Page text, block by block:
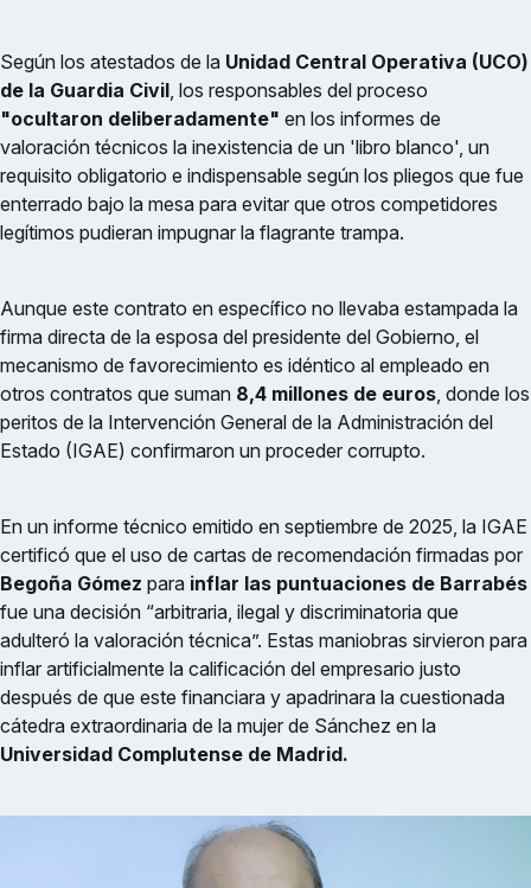
Según los atestados de la Unidad Central Operativa (UCO)
de la Guardia Civil, los responsables del proceso
"ocultaron deliberadamente" en los informes de
valoración técnicos la inexistencia de un 'libro blanco', un
requisito obligatorio e indispensable según los pliegos que fue
enterrado bajo la mesa para evitar que otros competidores
legítimos pudieran impugnar la flagrante trampa.
Aunque este contrato en específico no llevaba estampada la
firma directa de la esposa del presidente del Gobierno, el
mecanismo de favorecimiento es idéntico al empleado en
otros contratos que suman 8,4 millones de euros, donde los
peritos de la Intervención General de la Administración del
Estado (IGAE) confirmaron un proceder corrupto.
En un informe técnico emitido en septiembre de 2025, la IGAE
certificó que el uso de cartas de recomendación firmadas por
Begoña Gómez para inflar las puntuaciones de Barrabés
fue una decisión “arbitraria, ilegal y discriminatoria que
adulteró la valoración técnica”. Estas maniobras sirvieron para
inflar artificialmente la calificación del empresario justo
después de que este financiara y apadrinara la cuestionada
cátedra extraordinaria de la mujer de Sánchez en la
Universidad Complutense de Madrid.